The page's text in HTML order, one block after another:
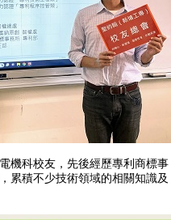
機科校友，先後經歷專利商標事
累積不少技術領域的相關知識及